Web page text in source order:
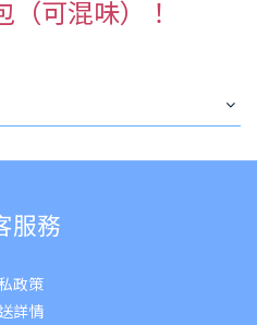
（可混味）！
服務
政策
詳情